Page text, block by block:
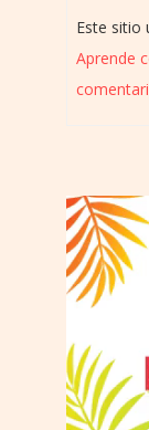
Este sitio
Aprende